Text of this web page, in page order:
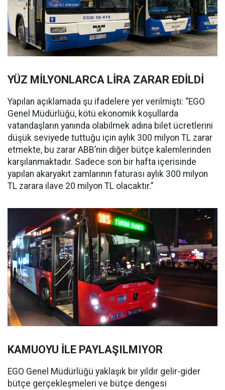
YÜZ MİLYONLARCA LİRA ZARAR EDİLDİ
Yapılan açıklamada şu ifadelere yer verilmişti: “EGO
Genel Müdürlüğü, kötü ekonomik koşullarda
vatandaşların yanında olabilmek adına bilet ücretlerini
düşük seviyede tuttuğu için aylık 300 milyon TL zarar
etmekte, bu zarar ABB’nin diğer bütçe kalemlerinden
karşılanmaktadır. Sadece son bir hafta içerisinde
yapılan akaryakıt zamlarının faturası aylık 300 milyon
TL zarara ilave 20 milyon TL olacaktır.”
KAMUOYU İLE PAYLAŞILMIYOR
EGO Genel Müdürlüğü yaklaşık bir yıldır gelir-gider
bütçe gerçekleşmeleri ve bütçe dengesi